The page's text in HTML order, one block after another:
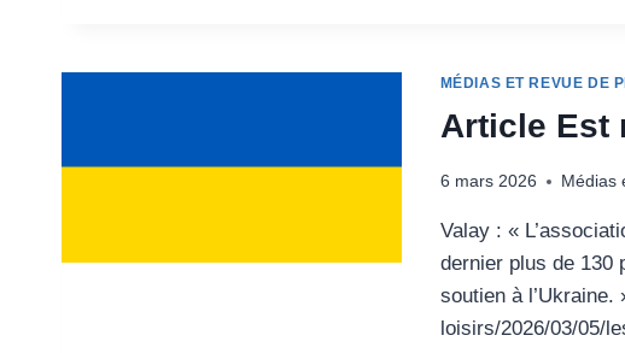
MÉDIAS ET REVUE DE
Article Est
6 mars 2026 Médias
Valay : «
dernier plus de 130
soutien à
loisirs/2026/03/05/